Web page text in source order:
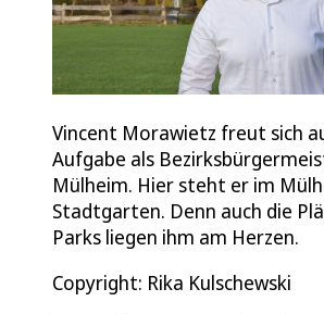
Vincent Morawietz freut sich
Aufgabe als
Mülheim. Hier steht er im
Stadtgarten. Denn auch die
Parks liegen ihm am Herzen.
Copyright: Rika Kulschewski